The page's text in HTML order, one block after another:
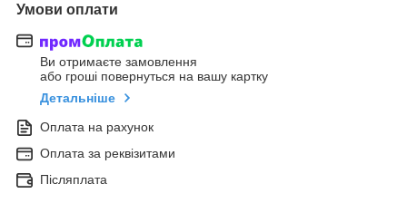
Умови оплати
Ви отримаєте замовлення
або гроші повернуться на вашу картку
Детальніше
Оплата на рахунок
Оплата за реквізитами
Післяплата